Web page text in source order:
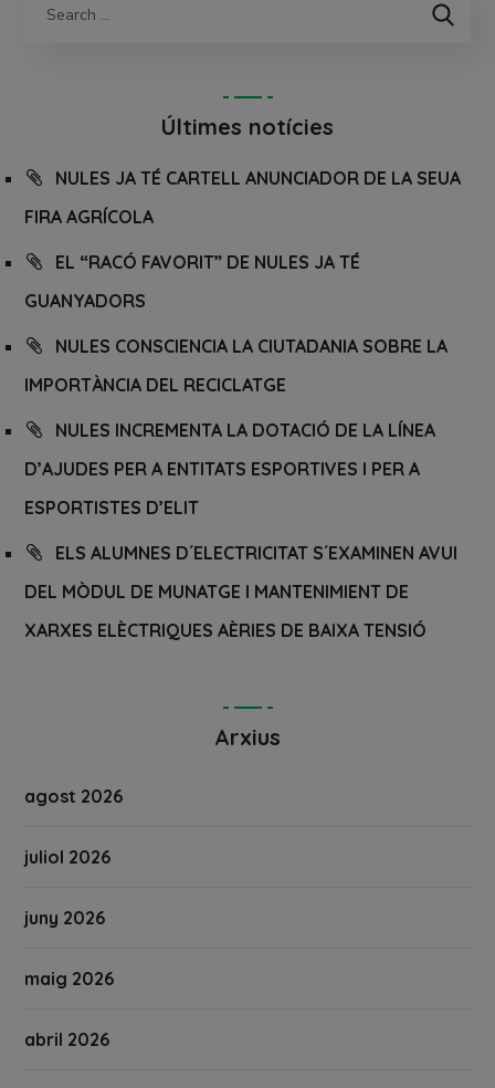
Últimes notícies
NULES JA TÉ CARTELL ANUNCIADOR DE LA SEUA
FIRA AGRÍCOLA
EL “RACÓ FAVORIT” DE NULES JA TÉ
GUANYADORS
NULES CONSCIENCIA LA CIUTADANIA SOBRE LA
IMPORTÀNCIA DEL RECICLATGE
NULES INCREMENTA LA DOTACIÓ DE LA LÍNEA
D’AJUDES PER A ENTITATS ESPORTIVES I PER A
ESPORTISTES D’ELIT
ELS ALUMNES D´ELECTRICITAT S´EXAMINEN AVUI
DEL MÒDUL DE MUNATGE I MANTENIMIENT DE
XARXES ELÈCTRIQUES AÈRIES DE BAIXA TENSIÓ
Arxius
agost 2026
juliol 2026
juny 2026
maig 2026
abril 2026